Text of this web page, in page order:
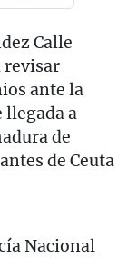
Calle
revisar
ante la
llegada a
de
de Ceuta
Nacional